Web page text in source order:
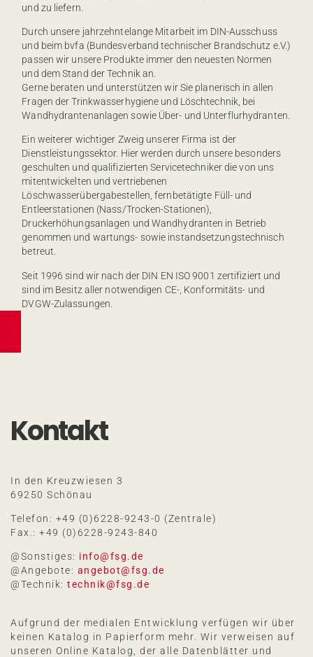
und zu liefern.
Durch unsere jahrzehntelange Mitarbeit im DIN-Ausschuss
und beim bvfa (Bundesverband technischer Brandschutz e.V.)
passen wir unsere Produkte immer den neuesten Normen
und dem Stand der Technik an.
Gerne beraten und unterstützen wir Sie planerisch in allen
Fragen der Trinkwasserhygiene und Löschtechnik, bei
Wandhydrantenanlagen sowie Über- und Unterflurhydranten.
Ein weiterer wichtiger Zweig unserer Firma ist der
Dienstleistungssektor. Hier werden durch unsere besonders
geschulten und qualifizierten Servicetechniker die von uns
mitentwickelten und vertriebenen
Löschwasserübergabestellen, fernbetätigte Füll- und
Entleerstationen (Nass/Trocken-Stationen),
Druckerhöhungsanlagen und Wandhydranten in Betrieb
genommen und wartungs- sowie instandsetzungstechnisch
betreut.
Seit 1996 sind wir nach der DIN EN ISO 9001 zertifiziert und
sind im Besitz aller notwendigen CE-, Konformitäts- und
DVGW-Zulassungen.
Kontakt
In den Kreuzwiesen 3
69250 Schönau
Telefon: +49 (0)6228-9243-0 (Zentrale)
Fax.: +49 (0)6228-9243-840
@Sonstiges: info@fsg.de
@Angebote: angebot@fsg.de
@Technik: technik@fsg.de
Aufgrund der medialen Entwicklung verfügen wir über
keinen Katalog in Papierform mehr. Wir verweisen auf
unseren Online Katalog, der alle Datenblätter und